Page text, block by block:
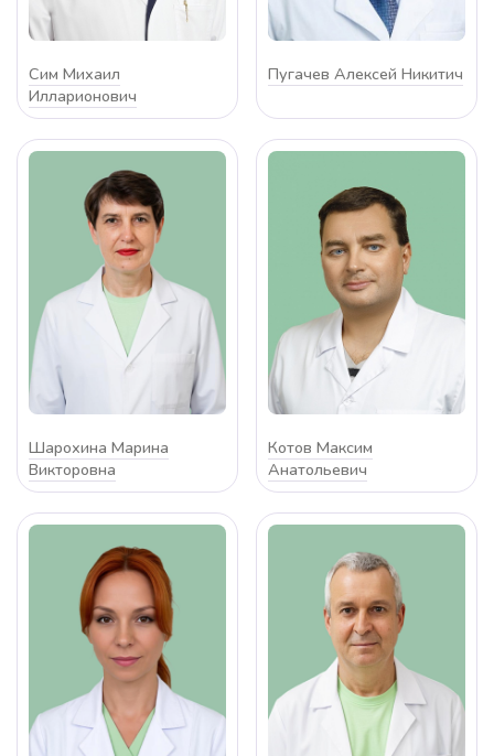
Сим Михаил
Илларионович
Пугачев Алексей Никитич
Шарохина Марина
Викторовна
Котов Максим
Анатольевич